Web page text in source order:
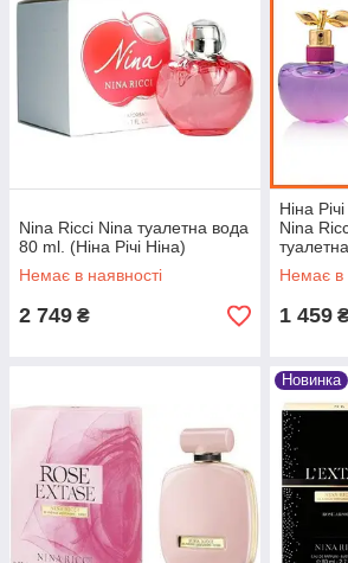
перехожих оглядатися за загадковим
оригінальний аромат парфумів,
туалетної води серед широкого
брендівChanel, Lacoste, Dolce
Boss, Versace, Carolina Herrera,
інших, а також купити жіночу і чоловічу
Nina Ricci Nina туалетна вода
80 ml. (Ніна Річі Ніна)
Немає в наявності
2 749 ₴
Ніна
Nina
Немає в
1 459
Новинка